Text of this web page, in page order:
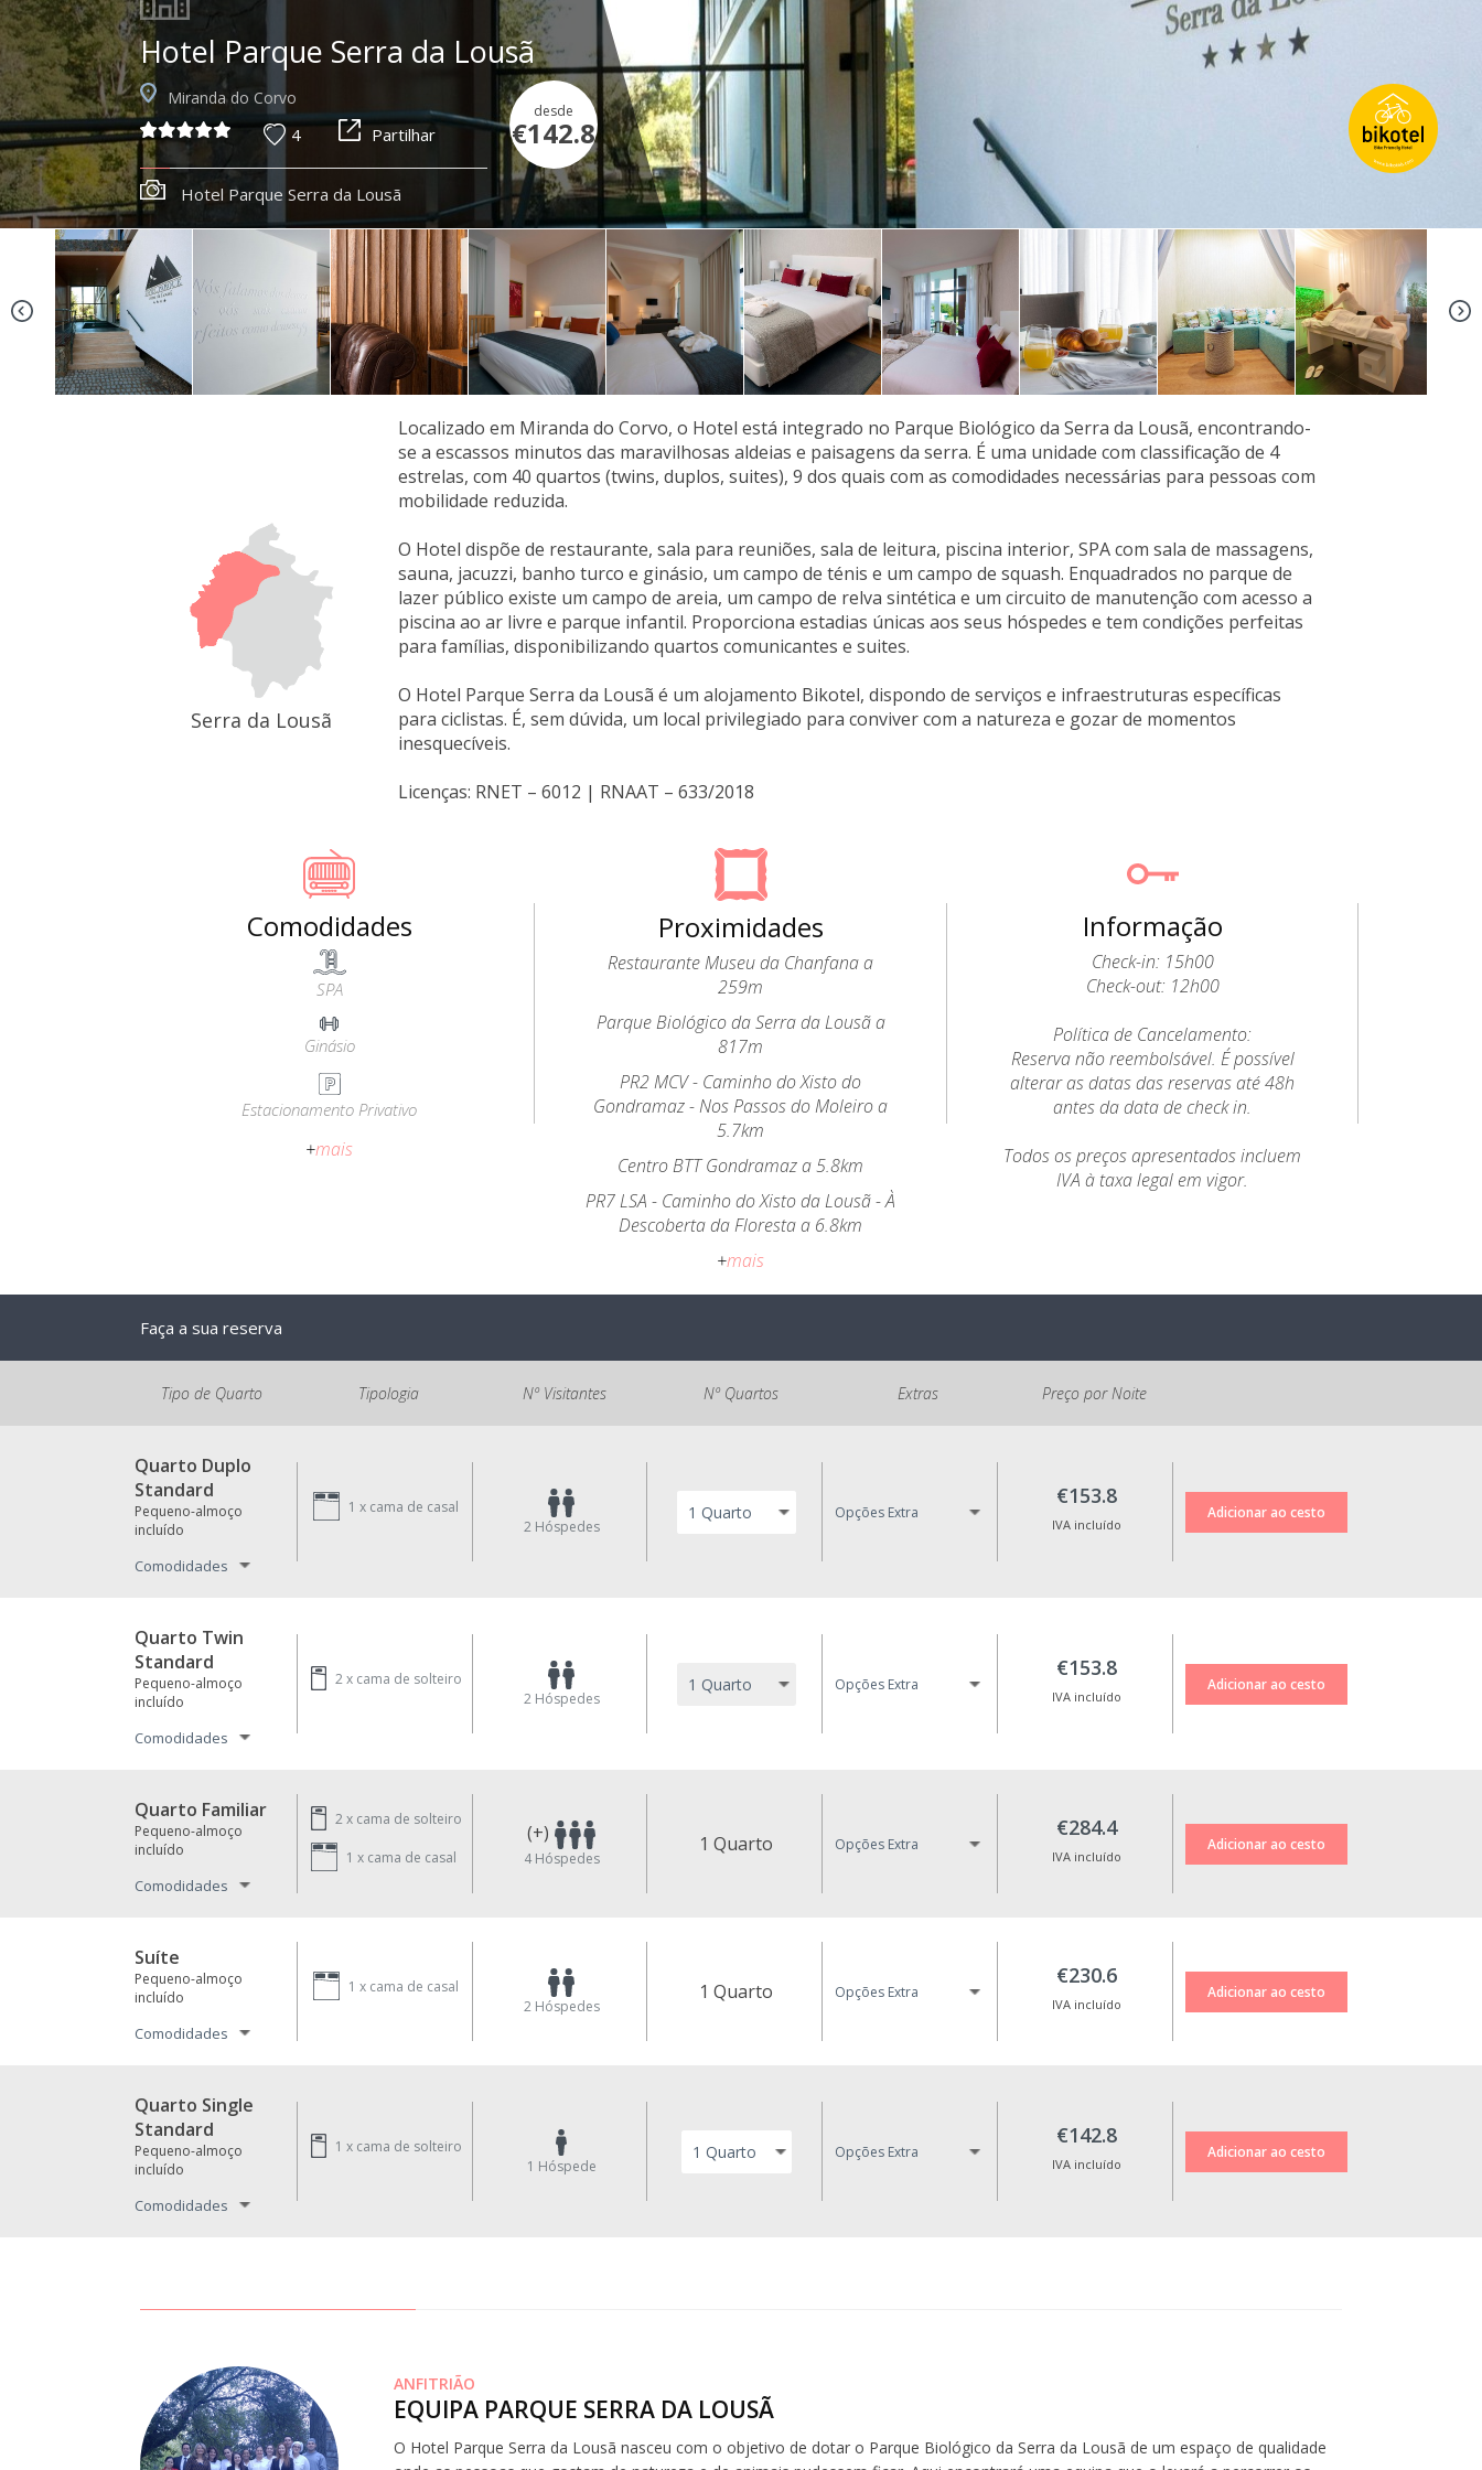
+15
Hotel Parque Serra da Lousã
Miranda do Corvo
4 Partilhar
desde
€142.8
Hotel Parque Serra da Lousã
Serra da Lousã
Localizado em Miranda do Corvo, o Hotel está integrado no Parque Biológico da Serra da Lousã, encontrando-
se a escassos minutos das maravilhosas aldeias e paisagens da serra. É uma unidade com classificação de 4
estrelas, com 40 quartos (twins, duplos, suites), 9 dos quais com as comodidades necessárias para pessoas com
mobilidade reduzida.
O Hotel dispõe de restaurante, sala para reuniões, sala de leitura, piscina interior, SPA com sala de massagens,
sauna, jacuzzi, banho turco e ginásio, um campo de ténis e um campo de squash. Enquadrados no parque de
lazer público existe um campo de areia, um campo de relva sintética e um circuito de manutenção com acesso a
piscina ao ar livre e parque infantil. Proporciona estadias únicas aos seus hóspedes e tem condições perfeitas
para famílias, disponibilizando quartos comunicantes e suites.
O Hotel Parque Serra da Lousã é um alojamento Bikotel, dispondo de serviços e infraestruturas específicas
para ciclistas. É, sem dúvida, um local privilegiado para conviver com a natureza e gozar de momentos
inesquecíveis.
Licenças: RNET – 6012 | RNAAT – 633/2018
Comodidades
SPA
Ginásio
Estacionamento Privativo
+mais
Proximidades
Restaurante Museu da Chanfana a
259m
Parque Biológico da Serra da Lousã a
817m
PR2 MCV - Caminho do Xisto do
Gondramaz - Nos Passos do Moleiro a
5.7km
Centro BTT Gondramaz a 5.8km
PR7 LSA - Caminho do Xisto da Lousã - À
Descoberta da Floresta a 6.8km
+mais
Informação
Check-in: 15h00
Check-out: 12h00
Política de Cancelamento:
Reserva não reembolsável. É possível
alterar as datas das reservas até 48h
antes da data de check in.
Todos os preços apresentados incluem
IVA à taxa legal em vigor.
Faça a sua reserva
Tipo de Quarto Tipologia Nº Visitantes Nº Quartos Extras Preço por Noite
Quarto Duplo
Standard
Pequeno-almoço
incluído
Comodidades
1 x cama de casal
2 Hóspedes
Opções Extra
€153.8
IVA incluído
Quarto Twin
Standard
Pequeno-almoço
incluído
Comodidades
2 x cama de solteiro
2 Hóspedes
Opções Extra
€153.8
IVA incluído
Quarto Familiar
Pequeno-almoço
incluído
Comodidades
2 x cama de solteiro
1 x cama de casal
(+)
4Hóspedes
1 Quarto Opções Extra
€284.4
IVA incluído
Suíte
Pequeno-almoço
incluído
Comodidades
1 x cama de casal
2 Hóspedes
1 Quarto Opções Extra
€230.6
IVA incluído
Quarto Single
Standard
Pequeno-almoço
incluído
Comodidades
1 x cama de solteiro
1 Hóspede
Opções Extra
€142.8
IVA incluído
ANFITRIÃO
EQUIPA PARQUE SERRA DA LOUSÃ
O Hotel Parque Serra da Lousã nasceu com o objetivo de dotar o Parque Biológico da Serra da Lousã de um espaço de qualidade